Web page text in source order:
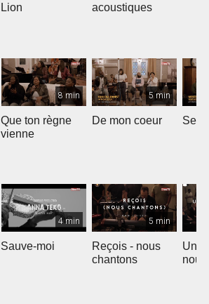
Lion
acoustiques
8 min
Que ton règne
vienne
5 min
De mon coeur
4 min
Sauve-moi
5 min
Reçois - nous
chantons
Un